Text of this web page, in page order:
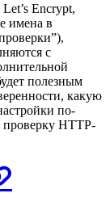
Encrypt,
имена в
с
полезным
какую
по-
HTTP-